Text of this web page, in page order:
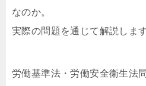
なのか。
実際の問題を通じて解説します
労働基準法・労働安全衛生法